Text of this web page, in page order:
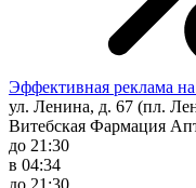
Эффективная реклама на
ул. Ленина, д. 67 (пл.
Витебская Фармация
до 21:30
в 04:34
до 21:30